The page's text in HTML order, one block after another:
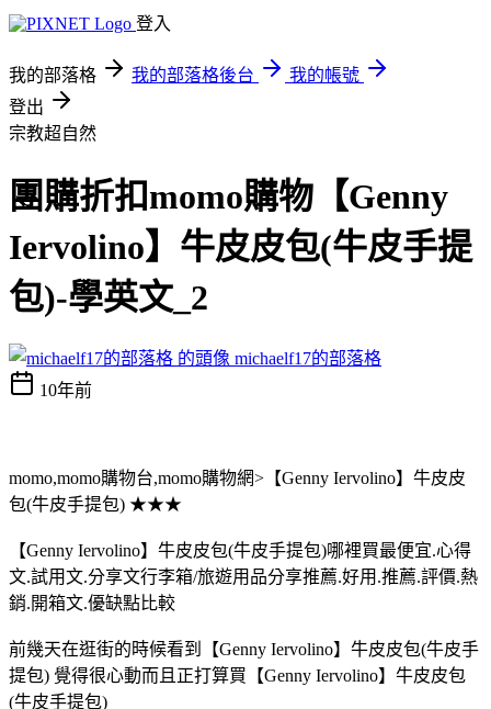
登入
我的部落格 我的部落格後台
我的帳號
登出
宗教超自然
團購折扣momo購物【Genny
Iervolino】牛皮皮包(牛皮手提
包)-學英文_2
michaelf17的部落格
10年前
momo,momo購物台,momo購物網>【Genny Iervolino】牛皮皮
包(牛皮手提包) ★★★
【Genny Iervolino】牛皮皮包(牛皮手提包)哪裡買最便宜.心得
文.試用文.分享文行李箱/旅遊用品分享推薦.好用.推薦.評價.熱
銷.開箱文.優缺點比較
前幾天在逛街的時候看到【Genny Iervolino】牛皮皮包(牛皮手
提包) 覺得很心動而且正打算買【Genny Iervolino】牛皮皮包
(牛皮手提包)